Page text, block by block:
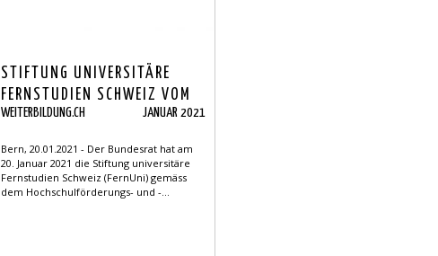
STIFTUNG UNIVERSITÄRE
FERNSTUDIEN SCHWEIZ VOM
BUND ALS
BESTÄTIGT
WEITERBILDUNG.CH JANUAR 2021
Bern, 20.01.2021 - Der Bundesrat hat am
20. Januar 2021 die Stiftung universitäre
Fernstudien Schweiz (FernUni) gemäss
dem Hochschulförderungs- und -...